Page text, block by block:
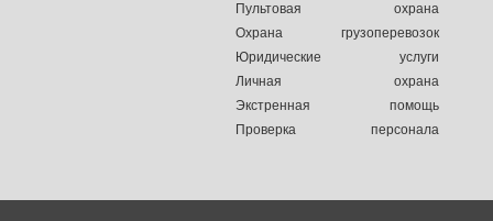
Пультовая охрана
Охрана грузоперевозок
Юридические услуги
Личная охрана
Экстренная помощь
Проверка персонала